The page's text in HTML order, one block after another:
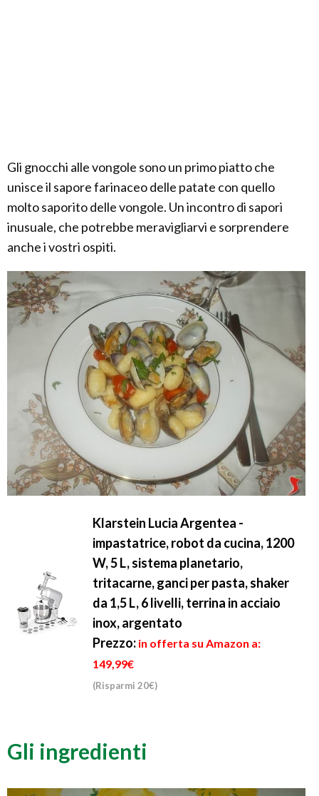
Gli gnocchi alle vongole sono un primo piatto che
unisce il sapore farinaceo delle patate con quello
molto saporito delle vongole. Un incontro di sapori
inusuale, che potrebbe meravigliarvi e sorprendere
anche i vostri ospiti.
Klarstein Lucia Argentea -
impastatrice, robot da cucina, 1200
W, 5 L, sistema planetario,
tritacarne, ganci per pasta, shaker
da 1,5 L, 6 livelli, terrina in acciaio
inox, argentato
Prezzo: in offerta su Amazon a:
149,99€
(Risparmi 20€)
Gli ingredienti